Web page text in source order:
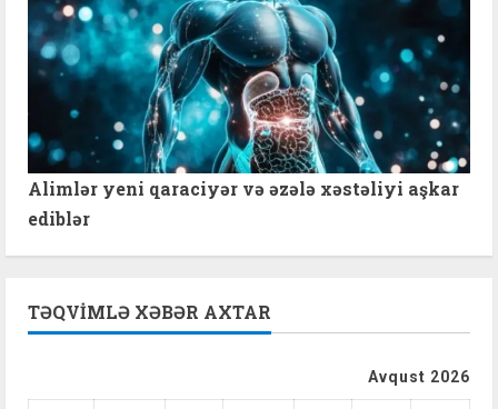
Alimlər yeni qaraciyər və əzələ xəstəliyi aşkar
ediblər
TƏQVIMLƏ XƏBƏR AXTAR
Avqust 2026